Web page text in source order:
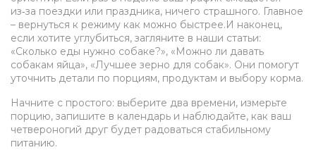
из‑за поездки или праздника, ничего страшного. Главное
– вернуться к режиму как можно быстрее.И наконец,
если хотите углубиться, загляните в наши статьи:
«Сколько еды нужно собаке?», «Можно ли давать
собакам яйца», «Лучшее зерно для собак». Они помогут
уточнить детали по порциям, продуктам и выбору корма.
Начните с простого: выберите два времени, измерьте
порцию, запишите в календарь и наблюдайте, как ваш
четвероногий друг будет радоваться стабильному
питанию.